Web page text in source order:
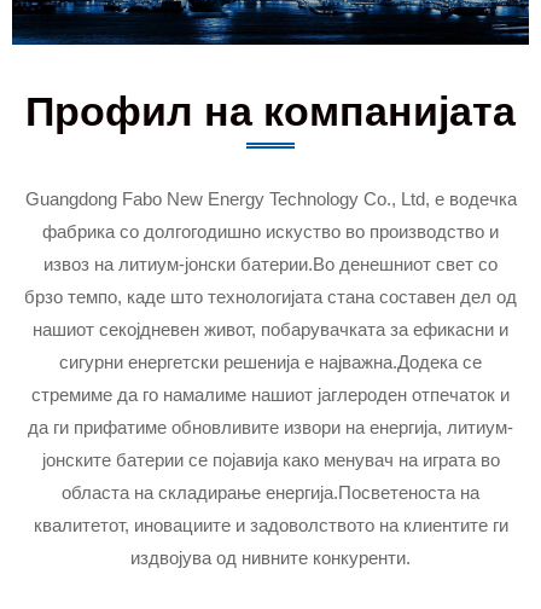
Профил на компанијата
Guangdong Fabo New Energy Technology Co., Ltd, е водечка
фабрика со долгогодишно искуство во производство и
извоз на литиум-јонски батерии.Во денешниот свет со
брзо темпо, каде што технологијата стана составен дел од
нашиот секојдневен живот, побарувачката за ефикасни и
сигурни енергетски решенија е најважна.Додека се
стремиме да го намалиме нашиот јаглероден отпечаток и
да ги прифатиме обновливите извори на енергија, литиум-
јонските батерии се појавија како менувач на играта во
областа на складирање енергија.Посветеноста на
квалитетот, иновациите и задоволството на клиентите ги
издвојува од нивните конкуренти.